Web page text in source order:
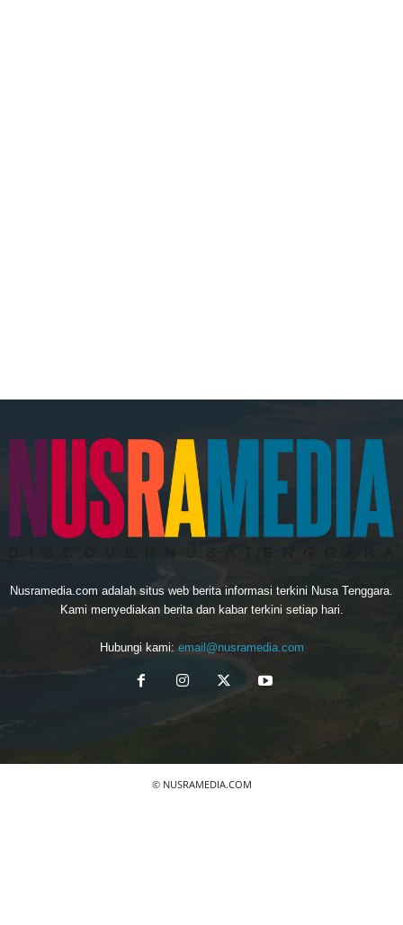
Nusramedia.com adalah situs web berita informasi terkini Nusa Tenggara.
Kami menyediakan berita dan kabar terkini setiap hari.
Hubungi kami: email@nusramedia.com
© NUSRAMEDIA.COM